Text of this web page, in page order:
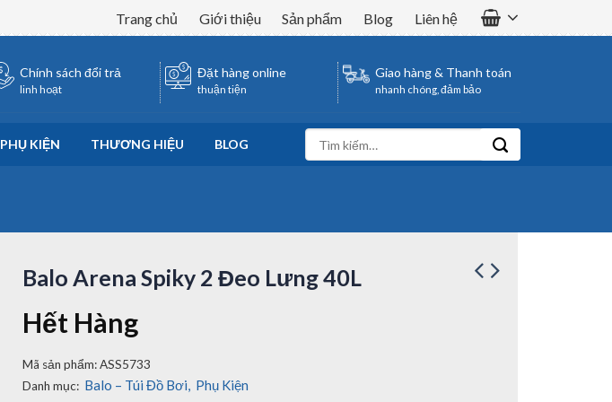
Trang chủ Giới thiệu Sản phẩm Blog Liên hệ
Chính sách đổi trả
linh hoạt
Đặt hàng online
thuận tiện
Giao hàng & Thanh toán
nhanh chóng, đảm bảo
PHỤ KIỆN THƯƠNG HIỆU BLOG
kiếm:
Balo Arena Spiky 2 Đeo Lưng 40L
Hết Hàng
Mã sản phẩm:ASS5733
Danh mục: Balo – Túi Đồ Bơi, Phụ Kiện